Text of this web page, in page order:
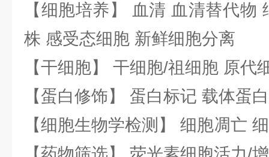
【细胞培养】 血清 血清替代物
株 感受态细胞 新鲜细胞分离
【干细胞】 干细胞/祖细胞 原代
【蛋白修饰】 蛋白标记 载体蛋
【细胞生物学检测】 细胞凋亡